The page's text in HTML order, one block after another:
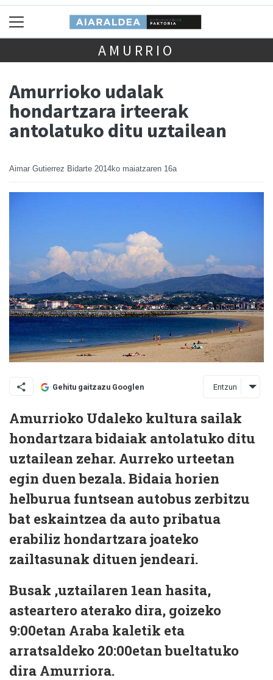
AMURRIO
Amurrioko udalak
hondartzara irteerak
antolatuko ditu uztailean
Aimar Gutierrez Bidarte 2014ko maiatzaren 16a
Gehitu gaitzazu Googlen Entzun
Amurrioko Udaleko kultura sailak
hondartzara bidaiak antolatuko ditu
uztailean zehar. Aurreko urteetan
egin duen bezala. Bidaia horien
helburua funtsean autobus zerbitzu
bat eskaintzea da auto pribatua
erabiliz hondartzara joateko
zailtasunak dituen jendeari.
Busak ,uztailaren 1ean hasita,
asteartero aterako dira, goizeko
9:00etan Araba kaletik eta
arratsaldeko 20:00etan bueltatuko
dira Amurriora.